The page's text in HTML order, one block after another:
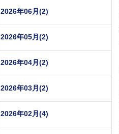
2026年06月(2)
2026年05月(2)
2026年04月(2)
2026年03月(2)
2026年02月(4)